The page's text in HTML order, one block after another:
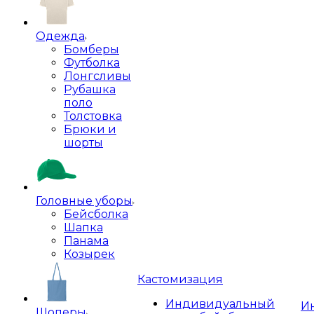
Одежда
Бомберы
Футболка
Лонгсливы
Рубашка
поло
Толстовка
Брюки и
шорты
Головные уборы
Бейсболка
Шапка
Панама
Козырек
Кастомизация
Индивидуальный